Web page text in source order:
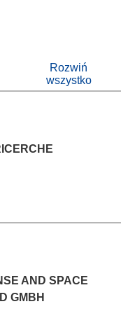
Rozwiń
wszystko
AND SPACE
GMBH